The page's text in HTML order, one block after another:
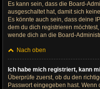
Es kann sein, dass die Board-
ausgeschaltet hat, damit sich
Es könnte auch sein, dass deine
dem du dich registrieren
wende dich an die Board-
Nach oben
Ich habe mich registriert, kann
Überprüfe zuerst, ob du den
Passwort eingegeben hast.